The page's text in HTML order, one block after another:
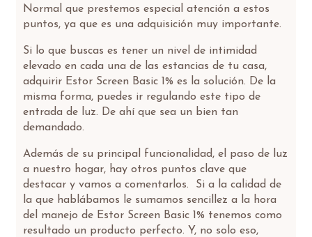
Normal que prestemos especial atención a estos
puntos, ya que es una adquisición muy importante.
Si lo que buscas es tener un nivel de intimidad
elevado en cada una de las estancias de tu casa,
adquirir Estor Screen Basic 1% es la solución. De la
misma forma, puedes ir regulando este tipo de
entrada de luz. De ahí que sea un bien tan
demandado.
Además de su principal funcionalidad, el paso de luz
a nuestro hogar, hay otros puntos clave que
destacar y vamos a comentarlos. Si a la calidad de
la que hablábamos le sumamos sencillez a la hora
del manejo de Estor Screen Basic 1% tenemos como
resultado un producto perfecto. Y, no solo eso,